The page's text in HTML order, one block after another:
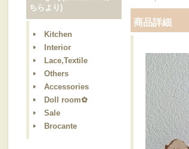
ちらより)
Kitchen
Interior
Lace,Textile
Others
Accessories
Doll room✿
Sale
Brocante
商品詳細